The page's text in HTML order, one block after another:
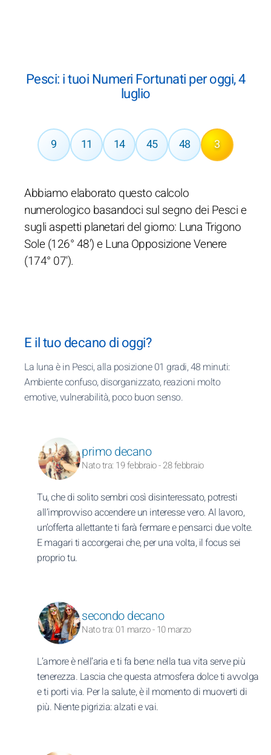
Pesci: i tuoi Numeri Fortunati per oggi, 4
luglio
9 11 14 45 48 3
Abbiamo elaborato questo calcolo
numerologico basandoci sul segno dei Pesci e
sugli aspetti planetari del giorno: Luna Trigono
Sole (126° 48') e Luna Opposizione Venere
(174° 07').
E il tuo decano di oggi?
La luna è in Pesci, alla posizione 01 gradi, 48 minuti:
Ambiente confuso, disorganizzato, reazioni molto
emotive, vulnerabilità, poco buon senso.
primo decano
Nato tra: 19 febbraio - 28 febbraio
Tu, che di solito sembri così disinteressato, potresti
all’improvviso accendere un interesse vero. Al lavoro,
un’offerta allettante ti farà fermare e pensarci due volte.
E magari ti accorgerai che, per una volta, il focus sei
proprio tu.
secondo decano
Nato tra: 01 marzo - 10 marzo
L’amore è nell’aria e ti fa bene: nella tua vita serve più
tenerezza. Lascia che questa atmosfera dolce ti avvolga
e ti porti via. Per la salute, è il momento di muoverti di
più. Niente pigrizia: alzati e vai.